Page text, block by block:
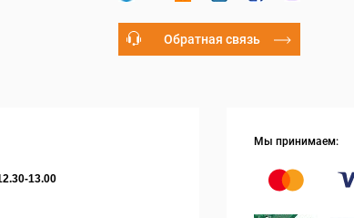
Обратная связь
13.00
Мы принимаем: